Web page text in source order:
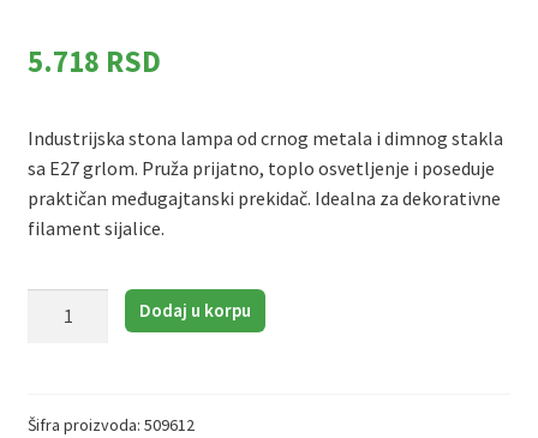
5.718 RSD
Industrijska stona lampa od crnog metala i dimnog stakla
sa E27 grlom. Pruža prijatno, toplo osvetljenje i poseduje
praktičan međugajtanski prekidač. Idealna za dekorativne
filament sijalice.
Stona
Dodaj u korpu
Šifra proizvoda: 509612